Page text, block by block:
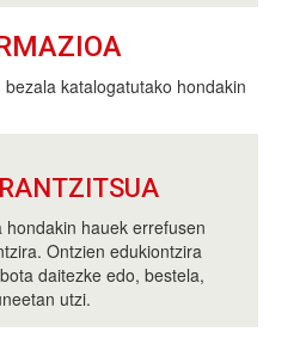
bezala katalogatutako hondakin
hondakin hauek errefusen
Ontzien edukiontzira
daitezke edo, bestela,
utzi.